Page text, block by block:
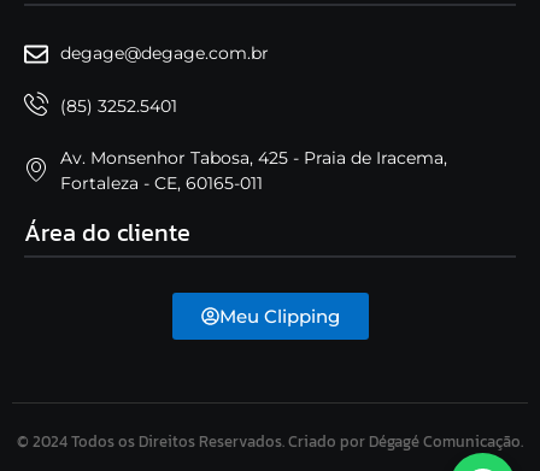
degage@degage.com.br
(85) 3252.5401
Av. Monsenhor Tabosa, 425 - Praia de Iracema,
Fortaleza - CE, 60165-011
Área do cliente
Meu Clipping
© 2024 Todos os Direitos Reservados. Criado por Dégagé Comunicação.